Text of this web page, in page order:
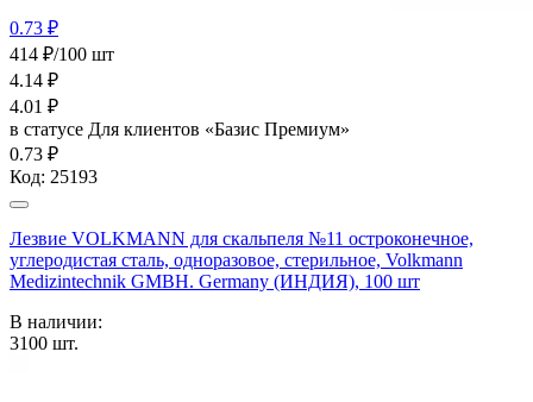
0.73 ₽
414 ₽/100 шт
4.14 ₽
4.01 ₽
в статусе Для клиентов «Базис Премиум»
0.73 ₽
Код: 25193
Лезвие VOLKMANN для скальпеля №11 остроконечное,
углеродистая сталь, одноразовое, стерильное, Volkmann
Medizintechnik GMBH. Germany (ИНДИЯ), 100 шт
В наличии:
3100 шт.